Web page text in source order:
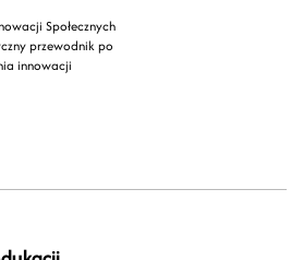
Społecznych
przewodnik po
innowacji